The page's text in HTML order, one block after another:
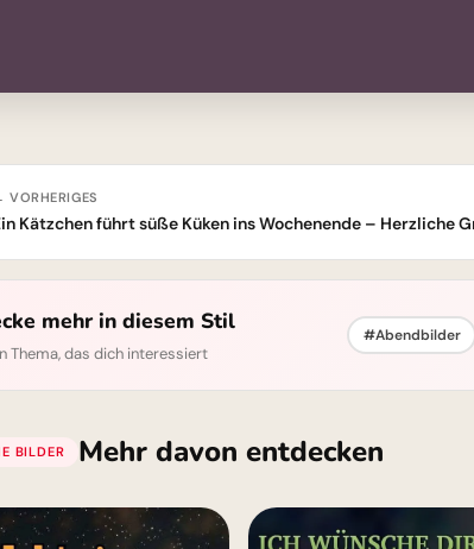
VORHERIGES
mehr in diesem Stil
Thema, das dich interessiert
#Abendbilder
BILDER Mehr davon entdecken